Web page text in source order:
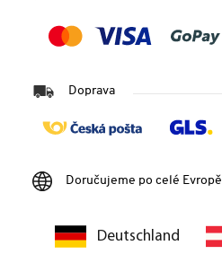
Doprava
Doručujeme po celé Evropě
Deutschland